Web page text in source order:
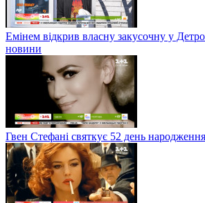
Емінем відкрив власну закусочну у
новини
Гвен Стефані святкує 52 день народження